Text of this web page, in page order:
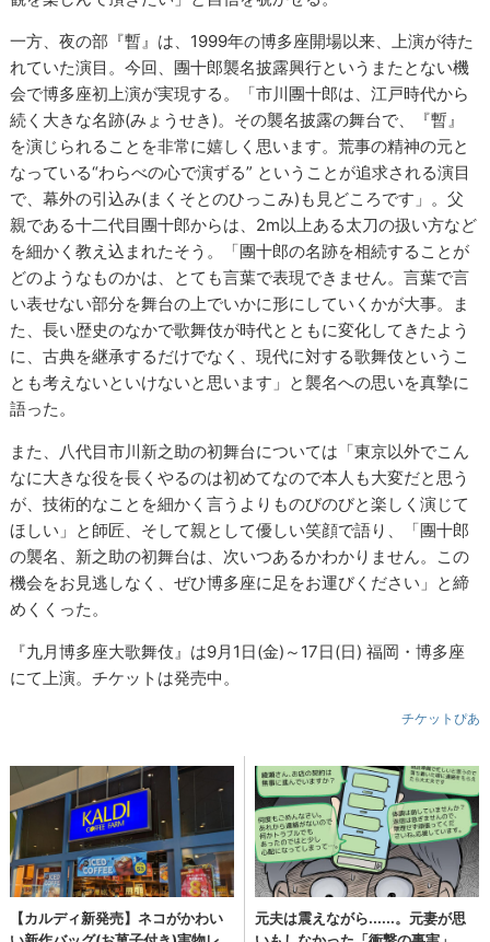
一方、夜の部『暫』は、1999年の博多座開場以来、上演が待た
れていた演目。今回、團十郎襲名披露興行というまたとない機
会で博多座初上演が実現する。「市川團十郎は、江戸時代から
続く大きな名跡(みょうせき)。その襲名披露の舞台で、『暫』
を演じられることを非常に嬉しく思います。荒事の精神の元と
なっている“わらべの心で演ずる” ということが追求される演目
で、幕外の引込み(まくそとのひっこみ)も見どころです」。父
親である十二代目團十郎からは、2m以上ある太刀の扱い方など
を細かく教え込まれたそう。「團十郎の名跡を相続することが
どのようなものかは、とても言葉で表現できません。言葉で言
い表せない部分を舞台の上でいかに形にしていくかが大事。ま
た、長い歴史のなかで歌舞伎が時代とともに変化してきたよう
に、古典を継承するだけでなく、現代に対する歌舞伎というこ
とも考えないといけないと思います」と襲名への思いを真摯に
語った。
また、八代目市川新之助の初舞台については「東京以外でこん
なに大きな役を長くやるのは初めてなので本人も大変だと思う
が、技術的なことを細かく言うよりものびのびと楽しく演じて
ほしい」と師匠、そして親として優しい笑顔で語り、「團十郎
の襲名、新之助の初舞台は、次いつあるかわかりません。この
機会をお見逃しなく、ぜひ博多座に足をお運びください」と締
めくくった。
『九月博多座大歌舞伎』は9月1日(金)～17日(日) 福岡・博多座
にて上演。チケットは発売中。
チケットぴあ